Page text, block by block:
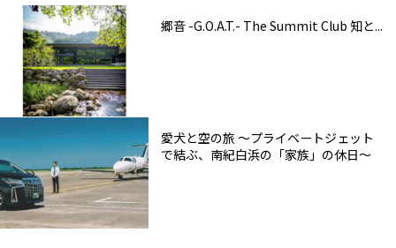
郷音 -G.O.A.T.- The Summit Club 知と...
愛犬と空の旅 ～プライベートジェット
で結ぶ、南紀白浜の「家族」の休日～